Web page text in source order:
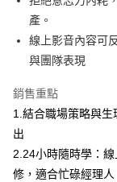
運送方式
數位商品免運
數位商品離島免運
免運費
產。
線上影音內容可
與團隊表現
銷售重點
1.結合職場策略與
出
2.24小時隨時學：
修，適合忙碌經理人